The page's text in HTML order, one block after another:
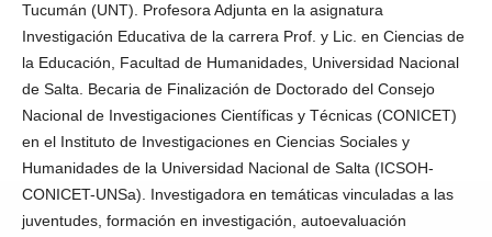
Tucumán (UNT). Profesora Adjunta en la asignatura
Investigación Educativa de la carrera Prof. y Lic. en Ciencias de
la Educación, Facultad de Humanidades, Universidad Nacional
de Salta. Becaria de Finalización de Doctorado del Consejo
Nacional de Investigaciones Científicas y Técnicas (CONICET)
en el Instituto de Investigaciones en Ciencias Sociales y
Humanidades de la Universidad Nacional de Salta (ICSOH-
CONICET-UNSa). Investigadora en temáticas vinculadas a las
juventudes, formación en investigación, autoevaluación